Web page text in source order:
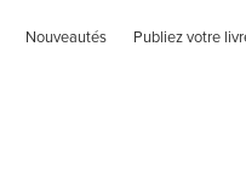
Nouveautés Publiez votre